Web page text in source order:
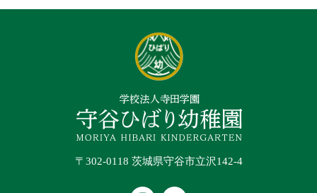
〒302-0118 茨城県守谷市立沢142-4